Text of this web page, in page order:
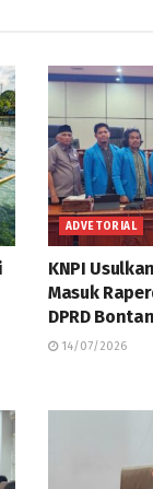
ADVETORIAL
KNPI
Masuk
DPRD
14/07/2026